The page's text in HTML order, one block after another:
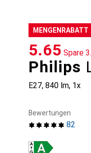
MENGENRABATT
Philips
E27, 840 lm, 1x
CHF
5.65 Spare
82
Bewertungen